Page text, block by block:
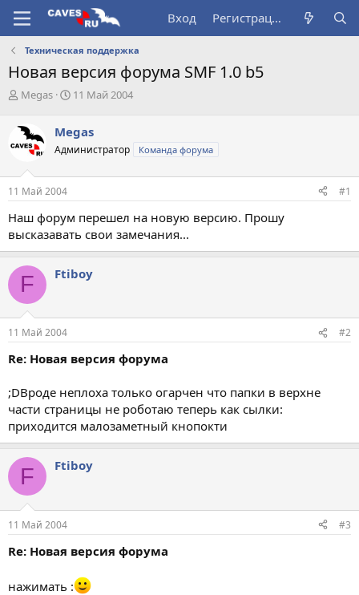
Вход Регистрация
Техническая поддержка
Новая версия форума SMF 1.0 b5
А
т
о
р
е
м
Megas
Д
а
н
ч
а
11 Май 2004
Megas
Администратор Команда форума
11 Май 2004 #1
Наш форум перешел на новую версию. Прошу
высказавать свои замечания...
F Ftiboy
11 Май 2004 #2
Re: Новая версия форума
;DВроде неплоха только огарчен что папки в верхне
части страницы не роботаю теперь как сылки:
приходится малозаметный кнопокти
F Ftiboy
11 Май 2004 #3
Re: Новая версия форума
нажимать :